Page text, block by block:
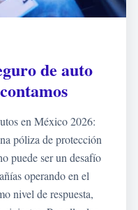
de auto
en México 2026:
póliza de protección
puede ser un desafío
operando en el
nivel de respuesta,